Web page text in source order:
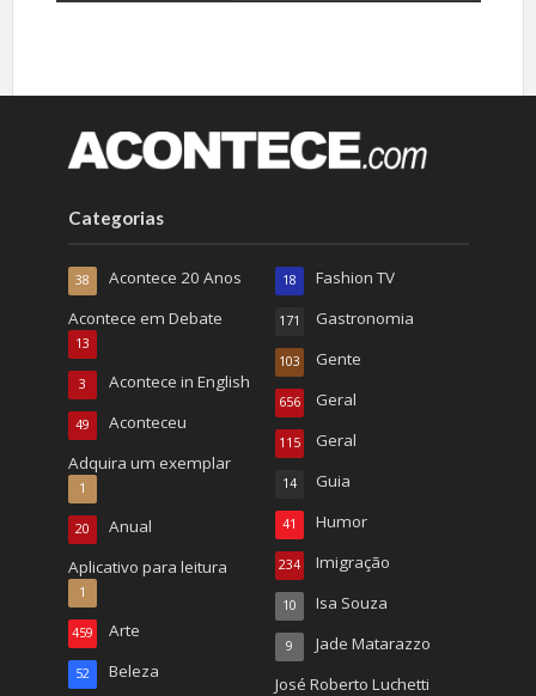
Categorias
Acontece 20 Anos
38
Acontece em Debate
13
Acontece in English
3
Aconteceu
49
Adquira um exemplar
1
Anual
20
Aplicativo para leitura
1
Arte
459
Beleza
52
Fashion TV
18
Gastronomia
171
Gente
103
Geral
656
Geral
115
Guia
14
Humor
41
Imigração
234
Isa Souza
10
Jade Matarazzo
9
José Roberto Luchetti